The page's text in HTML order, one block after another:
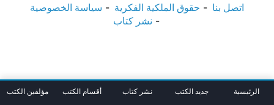
اتصل بنا حقوق الملكية الفكرية
سياسة الخصوصية
نشر كتاب
الرئيسية جديد الكتب نشر كتاب أقسام الكتب مؤلفين الكتب